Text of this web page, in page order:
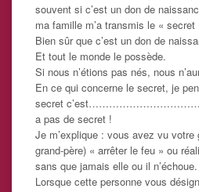
souvent si c’est un don de
ma famille m’a transmis le « secret
Bien sûr que c’est un don de
Et tout le monde le possède.
Si nous n’étions pas nés, nous
En ce qui concerne le secret, je
secret
a pas de secret !
Je m’explique : vous avez vu votre
grand-père) « arrêter le feu » ou
sans que jamais elle ou il n’échoue.
Lorsque cette personne vous